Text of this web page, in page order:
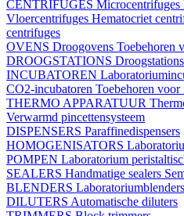
CENTRIFUGES Microcentrifuges
Vloercentrifuges Hematocriet
centrifuges
OVENS Droogovens Toebehoren
DROOGSTATIONS
INCUBATOREN
CO2-incubatoren Toebehoren voor
THERMO APPARATUUR
Verwarmd pincettensysteem
DISPENSERS Paraffinedispensers
HOMOGENISATORS
POMPEN Laboratorium
SEALERS Handmatige sealers
BLENDERS Laboratoriumblenders
DILUTERS Automatische diluters